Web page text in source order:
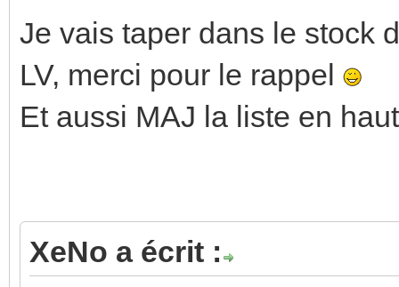
Je vais taper dans le stock
LV, merci pour le rappel
Et aussi MAJ la liste en
XeNo a écrit :